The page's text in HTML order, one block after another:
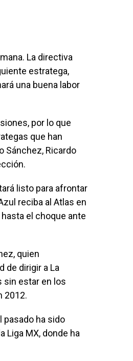
La directiva
estratega,
una buena labor
por lo que
que han
Sánchez, Ricardo
listo para afrontar
reciba al Atlas en
el choque ante
quien
de dirigir a La
sin estar en los
2012.
pasado ha sido
Liga MX, donde ha